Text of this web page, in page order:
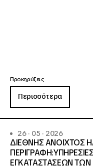
Προκηρύξεις
Περισσότερα
26 · 05 · 2026
ΔΙΕΘΝΗΣ ΑΝΟΙΧΤΟΣ
ΕΓΚΑΤΑΣΤΑΣΕΩΝ